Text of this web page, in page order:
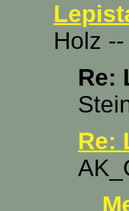
Holz
Re:
Re: